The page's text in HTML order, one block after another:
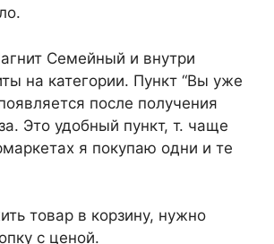
Семейный и внутри
на категории. Пункт “Вы уже
после получения
Это удобный пункт, т. чаще
я покупаю одни и те
товар в корзину, нужно
с ценой.